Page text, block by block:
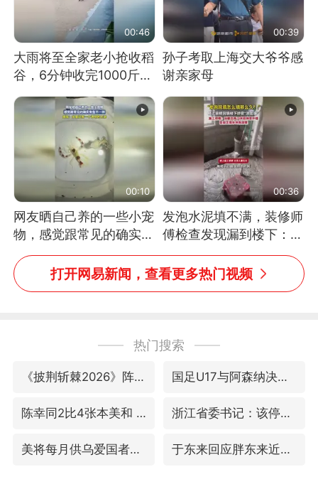
00:46
大雨将至全家老小抢收稻
谷，6分钟收完1000斤，
没有一个人掉链子
00:39
孙子考取上海交大爷爷感
谢亲家母
00:10
网友晒自己养的一些小宠
物，感觉跟常见的确实有
些不一样
00:36
发泡水泥填不满，装修师
傅检查发现漏到楼下：出
风口未延伸到外墙
打开网易新闻，查看更多热门视频
热门搜索
《披荆斩棘2026》阵容官宣 国足U17与阿森纳决赛取消 并列冠军
陈幸同2比4张本美和 国乒双线丢冠 浙江省委书记：该停下的坚决停下来
美将每月供乌爱国者拦截导弹 于东来回应胖东来近25年老店年底关闭